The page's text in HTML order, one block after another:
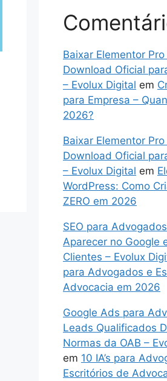
Baixar Elementor
Download Oficial
– Evolux Digital em
para Empresa –
2026?
Baixar Elementor
Download Oficial
– Evolux Digital em
WordPress: Como
ZERO em 2026
SEO para
Aparecer no Google
Clientes – Evolux
para Advogados e
Advocacia em 2026
Google Ads para
Leads Qualificados
Normas da OAB –
em 10 IA’s para
Escritórios de